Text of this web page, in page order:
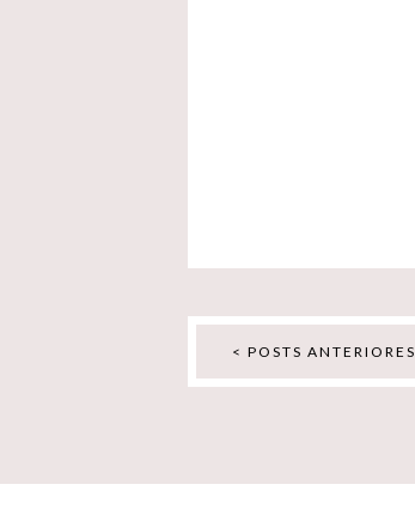
< POSTS ANTERIORES